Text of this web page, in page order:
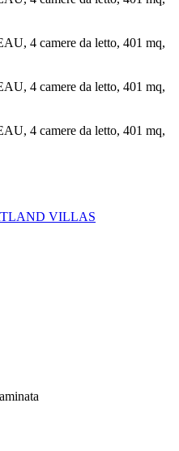
VILLAS